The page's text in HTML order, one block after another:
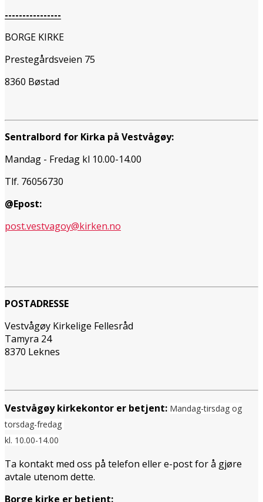
----------------
BORGE KIRKE
Prestegårdsveien 75
8360 Bøstad
Sentralbord for Kirka på Vestvågøy:
Mandag - Fredag kl 10.00-14.00
Tlf. 76056730
@Epost:
post.vestvagoy@kirken.no
POSTADRESSE
Vestvågøy Kirkelige Fellesråd
Tamyra 24
8370 Leknes
Vestvågøy kirkekontor er betjent: Mandag-tirsdag og
torsdag-fredag
kl. 10.00-14.00
Ta kontakt med oss på telefon eller e-post for å gjøre
avtale utenom dette.
Borge kirke er betjent: